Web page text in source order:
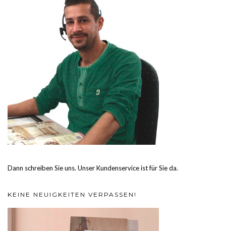
Dann schreiben Sie uns. Unser Kundenservice ist für Sie da.
KEINE NEUIGKEITEN VERPASSEN!